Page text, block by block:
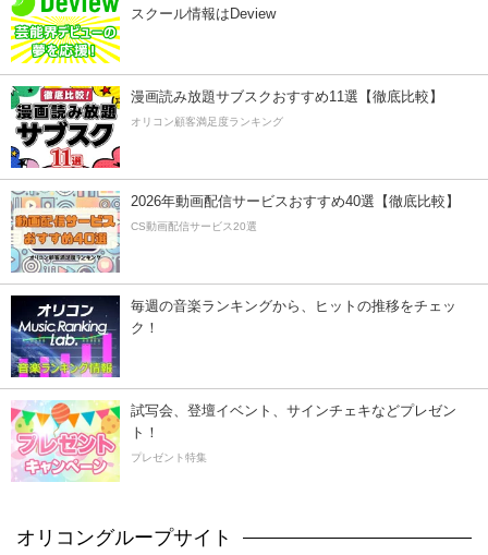
スクール情報はDeview
漫画読み放題サブスクおすすめ11選【徹底比較】
オリコン顧客満足度ランキング
2026年動画配信サービスおすすめ40選【徹底比較】
CS動画配信サービス20選
毎週の音楽ランキングから、ヒットの推移をチェッ
ク！
試写会、登壇イベント、サインチェキなどプレゼン
ト！
プレゼント特集
オリコングループサイト